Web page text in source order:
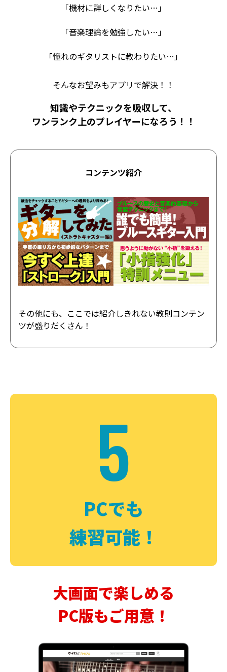
「機材に詳しくなりたい…」
「音楽理論を勉強したい…」
「憧れのギタリストに教わりたい…」
そんなお望みもアプリで解決！！
知識やテクニックを吸収して、
ワンランク上のプレイヤーになろう！！
コンテンツ紹介
その他にも、ここでは紹介しきれない教則コンテン
ツが盛りだくさん！
5
PCでも
練習可能！
大画面で楽しめる
PC版もご用意！